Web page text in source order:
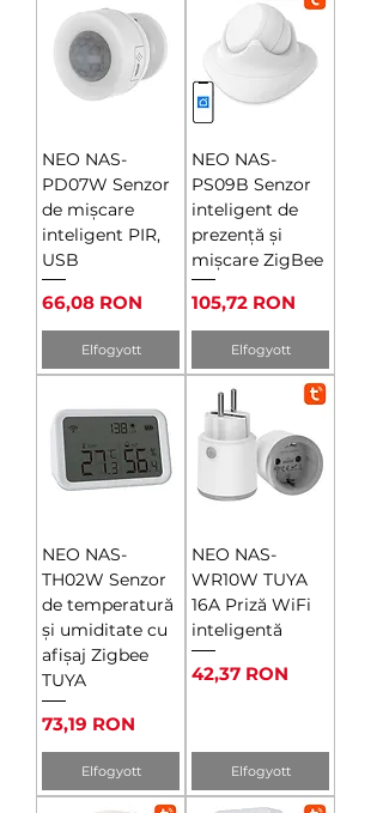
NEO NAS-
PD07W Senzor
de mișcare
inteligent PIR,
USB
Ár
66,08 RON
Elfogyott
NEO NAS-
PS09B Senzor
inteligent de
prezență și
mișcare ZigBee
Ár
105,72 RON
Elfogyott
NEO NAS-
TH02W Senzor
de temperatură
și umiditate cu
afișaj Zigbee
TUYA
Ár
73,19 RON
Elfogyott
NEO NAS-
WR10W TUYA
16A Priză WiFi
inteligentă
Ár
42,37 RON
Elfogyott